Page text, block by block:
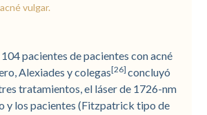
vulgar.
pacientes de pacientes con acné
Alexiades y colegas[26] concluyó
tratamientos, el láser de 1726-nm
y los pacientes (Fitzpatrick tipo de